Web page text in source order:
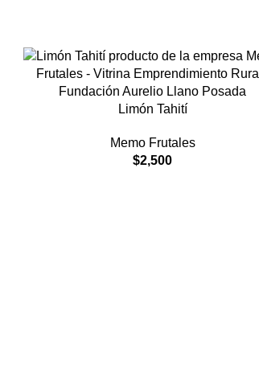
Limón Tahití
Memo Frutales
$2,500